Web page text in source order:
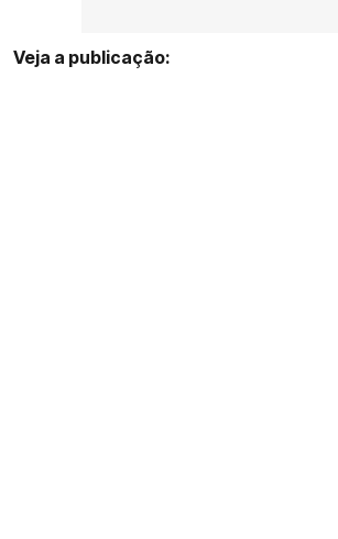
Veja a publicação: